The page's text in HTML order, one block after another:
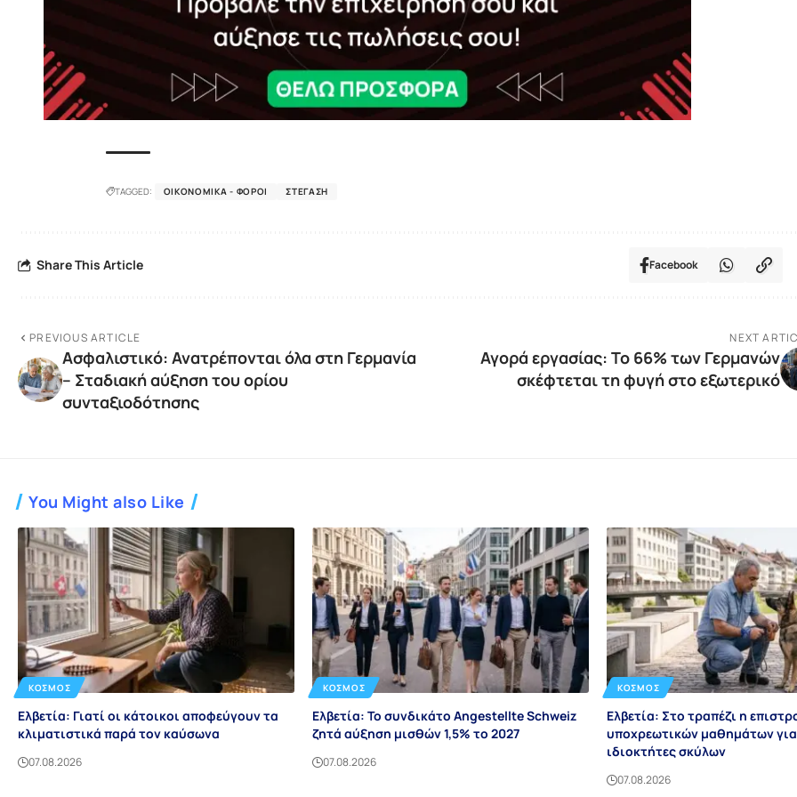
TAGGED: ΟΙΚΟΝΟΜΙΚΆ - ΦΌΡΟΙ ΣΤΈΓΑΣΗ
Share This Article Facebook
PREVIOUS ARTICLE
Ασφαλιστικό: Ανατρέπονται όλα στη Γερμανία
– Σταδιακή αύξηση του ορίου
συνταξιοδότησης
NEXT
Αγορά εργασίας: Το 66% των Γερμανών
σκέφτεται τη φυγή στο εξωτερικό
You Might also Like
ΚΌΣΜΟΣ
Ελβετία: Γιατί οι κάτοικοι αποφεύγουν τα
κλιματιστικά παρά τον καύσωνα
07.08.2026
ΚΌΣΜΟΣ
Ελβετία: Το συνδικάτο Angestellte Schweiz
ζητά αύξηση μισθών 1,5% το 2027
07.08.2026
ΚΌΣΜΟΣ
Ελβετία: Στο τραπέζι η
υποχρεωτικών μαθημάτων
ιδιοκτήτες σκύλων
07.08.2026